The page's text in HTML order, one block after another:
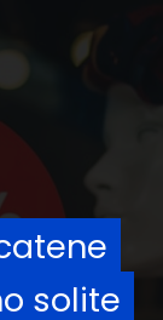
solite
solite